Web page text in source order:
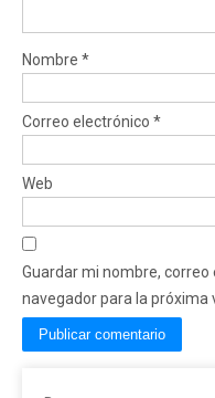
Nombre *
Correo electrónico *
Web
Guardar mi nombre,
navegador para la próxima